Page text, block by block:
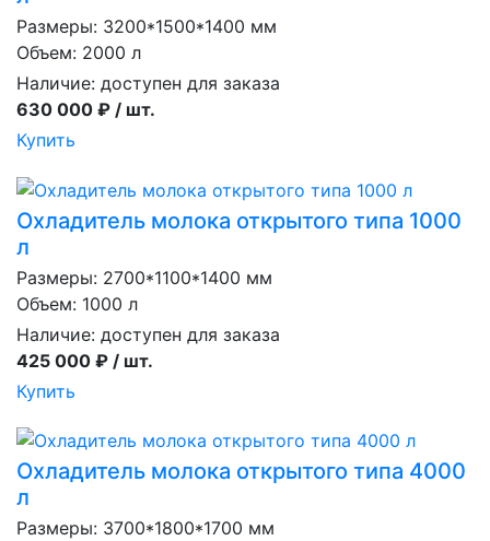
Размеры: 3200*1500*1400 мм
Объем: 2000 л
Наличие: доступен для заказа
630 000 ₽ / шт.
Купить
Охладитель молока открытого типа 1000
л
Размеры: 2700*1100*1400 мм
Объем: 1000 л
Наличие: доступен для заказа
425 000 ₽ / шт.
Купить
Охладитель молока открытого типа 4000
л
Размеры: 3700*1800*1700 мм